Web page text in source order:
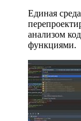
Единая
анализом
функциями.